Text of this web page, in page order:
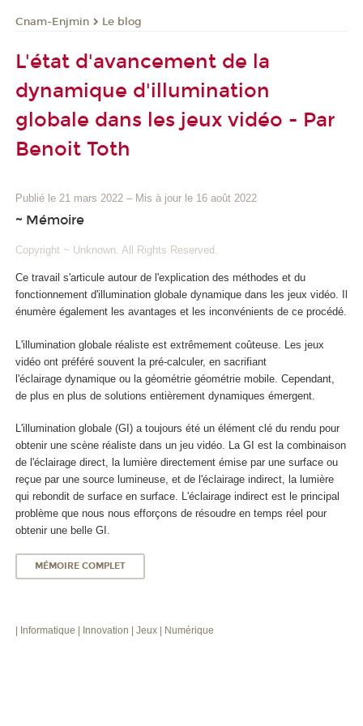
Cnam-Enjmin Le blog
L'état d'avancement de la
dynamique d'illumination
globale dans les jeux vidéo - Par
Benoit Toth
Publié le 21 mars 2022 – Mis à jour le 16 août 2022
~ Mémoire
Copyright ~ Unknown. All Rights Reserved.
Ce travail s'articule autour de l'explication des méthodes et du
fonctionnement d'illumination globale dynamique dans les jeux vidéo. Il
énumère également les avantages et les inconvénients de ce procédé.
L'illumination globale réaliste est extrêmement coûteuse. Les jeux
vidéo ont préféré souvent la pré-calculer, en sacrifiant
l'éclairage dynamique ou la géométrie géométrie mobile. Cependant,
de plus en plus de solutions entièrement dynamiques émergent.
L'illumination globale (GI) a toujours été un élément clé du rendu pour
obtenir une scène réaliste dans un jeu vidéo. La GI est la combinaison
de l'éclairage direct, la lumière directement émise par une surface ou
reçue par une source lumineuse, et de l'éclairage indirect, la lumière
qui rebondit de surface en surface. L'éclairage indirect est le principal
problème que nous nous efforçons de résoudre en temps réel pour
obtenir une belle GI.
MÉMOIRE COMPLET
| Informatique | Innovation | Jeux | Numérique